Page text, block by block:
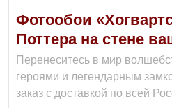
Фотообои
Поттера на стене
Перенеситесь в мир
героями и легендарным
заказ с доставкой по всей